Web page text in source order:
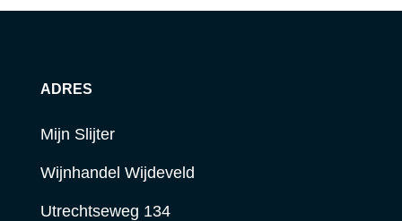
ADRES
Mijn Slijter
Wijnhandel Wijdeveld
Utrechtseweg 134